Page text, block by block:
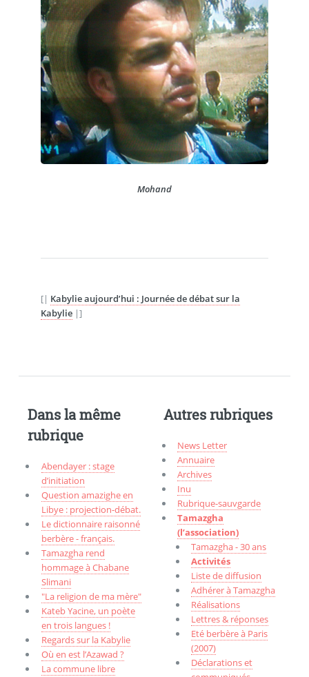
Mohand
[| Kabylie aujourd’hui : Journée de débat sur la
Kabylie|]
Dans la même
rubrique
Abendayer : stage
d’initiation
Question amazighe en
Libye : projection-débat.
Le dictionnaire raisonné
berbère - français.
Tamazgha rend
hommage à Chabane
Slimani
"La religion de ma mère"
Kateb Yacine, un poète
en trois langues !
Regards sur la Kabylie
Où en est l’Azawad ?
La commune libre
Autres rubriques
News Letter
Annuaire
Archives
Inu
Rubrique-sauvgarde
Tamazgha
(l’association)
Tamazgha - 30 ans
Activités
Liste de diffusion
Adhérer à Tamazgha
Réalisations
Lettres & réponses
Eté berbère à Paris
(2007)
Déclarations et